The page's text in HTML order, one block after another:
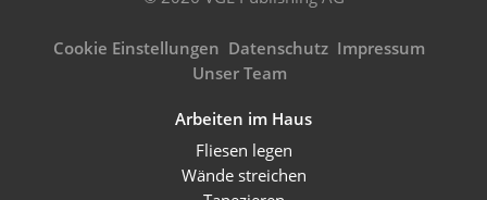
Cookie Einstellungen Datenschutz Impressum
Unser Team
Arbeiten im Haus
Fliesen legen
Wände streichen